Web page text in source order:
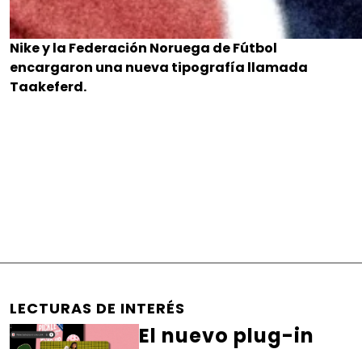
Nike y la Federación Noruega de Fútbol
encargaron una nueva tipografía llamada
Taakeferd.
LECTURAS DE INTERÉS
El nuevo plug-in